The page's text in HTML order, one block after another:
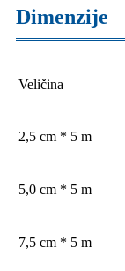
Dimenzije
Veličina
2,5 cm * 5 m
5,0 cm * 5 m
7,5 cm * 5 m